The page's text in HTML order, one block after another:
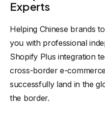
Experts
Helping Chinese brands
you with professional
Shopify Plus integration
cross-border e-
successfully land in the
the border.